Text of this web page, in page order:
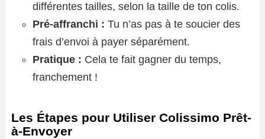
différentes tailles, selon la taille de ton colis.
Pré-affranchi : Tu n’as pas à te soucier des
frais d’envoi à payer séparément.
Pratique : Cela te fait gagner du temps,
franchement !
Les Étapes pour Utiliser Colissimo Prêt-
à-Envoyer